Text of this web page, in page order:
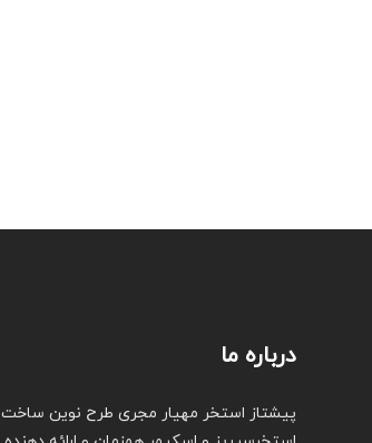
درباره ما
پیشتاز استخر مهیار مجری طرح نوین ساخت